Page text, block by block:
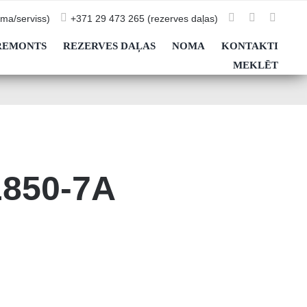
serviss) +371 29 473 265 (rezerves daļas)
REZERVES DAĻAS NOMA
KONTAKTI
MEKLĒT
7A